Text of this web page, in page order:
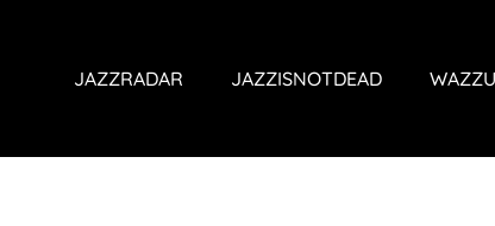
JAZZRADAR JAZZISNOTDEAD